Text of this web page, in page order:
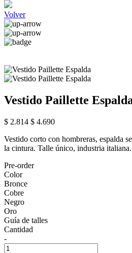
Volver
Vestido Paillette
$ 2.814 $ 4.690
Vestido corto con hombreras, espalda
la cintura. Talle único, industria italiana.
Pre-order
Color
Bronce
Cobre
Negro
Oro
Guía de talles
Cantidad
-